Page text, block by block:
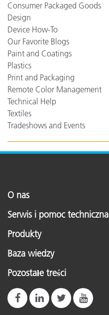
Consumer Packaged Goods
Design
Device How-To
Our Favorite Blogs
Paint and Coatings
Plastics
Print and Packaging
Remote Color Management
Technical Help
Textiles
Tradeshows and Events
O nas
Serwis i pomoc techniczna
Produkty
Baza wiedzy
Pozostałe treści